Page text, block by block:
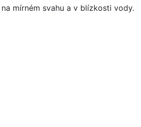
mírném svahu a v blízkosti vody.